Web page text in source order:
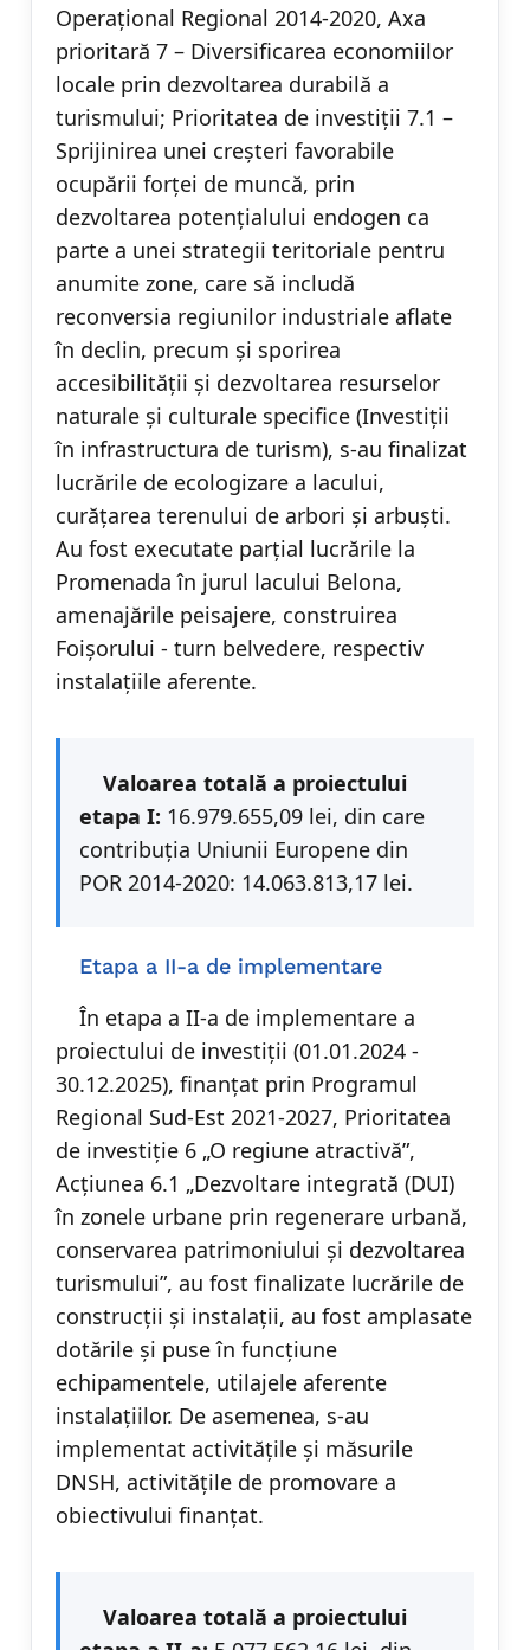
Operațional Regional 2014-2020, Axa
prioritară 7 – Diversificarea economiilor
locale prin dezvoltarea durabilă a
turismului; Prioritatea de investiții 7.1 –
Sprijinirea unei creșteri favorabile
ocupării forței de muncă, prin
dezvoltarea potențialului endogen ca
parte a unei strategii teritoriale pentru
anumite zone, care să includă
reconversia regiunilor industriale aflate
în declin, precum și sporirea
accesibilității și dezvoltarea resurselor
naturale și culturale specifice (Investiţii
în infrastructura de turism), s-au finalizat
lucrările de ecologizare a lacului,
curățarea terenului de arbori și arbuști.
Au fost executate parțial lucrările la
Promenada în jurul lacului Belona,
amenajările peisajere, construirea
Foișorului - turn belvedere, respectiv
instalațiile aferente.
Valoarea totală a proiectului
etapa I: 16.979.655,09 lei, din care
contribuția Uniunii Europene din
POR 2014-2020: 14.063.813,17 lei.
Etapa a II-a de implementare
În etapa a II-a de implementare a
proiectului de investiții (01.01.2024 -
30.12.2025), finanțat prin Programul
Regional Sud-Est 2021-2027, Prioritatea
de investiție 6 „O regiune atractivă”,
Acțiunea 6.1 „Dezvoltare integrată (DUI)
în zonele urbane prin regenerare urbană,
conservarea patrimoniului și dezvoltarea
turismului”, au fost finalizate lucrările de
construcții și instalații, au fost amplasate
dotările și puse în funcțiune
echipamentele, utilajele aferente
instalațiilor. De asemenea, s-au
implementat activitățile și măsurile
DNSH, activitățile de promovare a
obiectivului finanțat.
Valoarea totală a proiectului